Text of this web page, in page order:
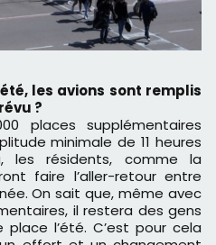
?
places supplémentaires
minimale de 11 heures
les résidents, comme la
faire l’aller-retour entre
On sait que, même avec
il restera des gens
l’été. C’est pour cela